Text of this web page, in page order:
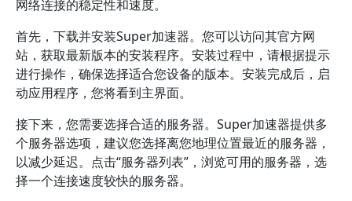
网络连接的稳定性和速度。
首先，下载并安装Super加速器。您可以访问其官方网
站，获取最新版本的安装程序。安装过程中，请根据提示
进行操作，确保选择适合您设备的版本。安装完成后，启
动应用程序，您将看到主界面。
接下来，您需要选择合适的服务器。Super加速器提供多
个服务器选项，建议您选择离您地理位置最近的服务器，
以减少延迟。点击“服务器列表”，浏览可用的服务器，选
择一个连接速度较快的服务器。